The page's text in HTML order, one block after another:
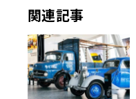
関連記事